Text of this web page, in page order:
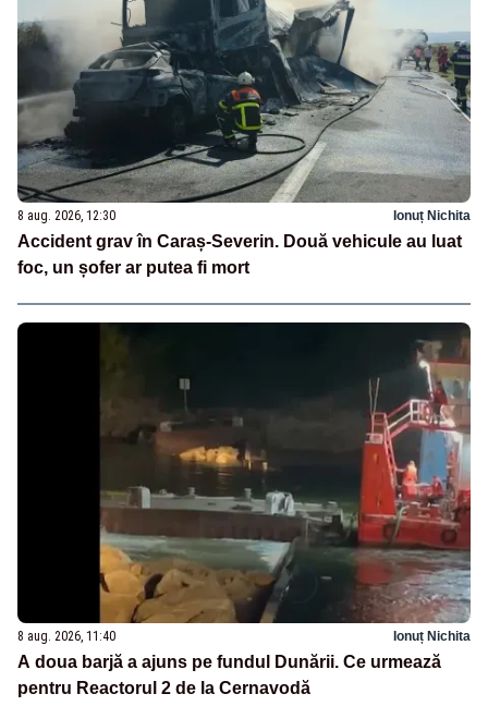
8 aug. 2026, 12:30 Ionuț Nichita
Accident grav în Caraș-Severin. Două vehicule au luat
foc, un șofer ar putea fi mort
8 aug. 2026, 11:40 Ionuț Nichita
A doua barjă a ajuns pe fundul Dunării. Ce urmează
pentru Reactorul 2 de la Cernavodă